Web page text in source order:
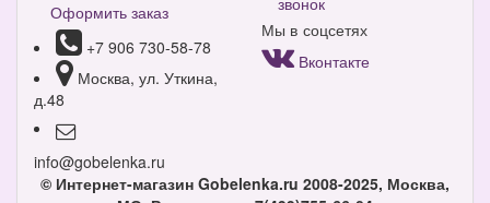
Оформить заказ
+7 906 730-58-78
Москва, ул. Уткина,
д.48
info@gobelenka.ru
Мы в соцсетях
Вконтакте
© Интернет-магазин Gobelenka.ru 2008-2025, Москва,